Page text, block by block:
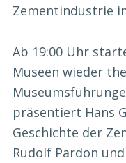
Zementindustrie
Ab 19:00 Uhr
Museen wieder
präsentiert Hans
Geschichte der
Rudolf Pardon